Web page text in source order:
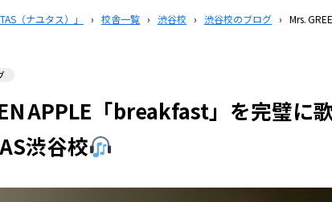
（ナユタス）」 › 校舎一覧 › 渋谷校 › 渋谷校のブログ › Mrs.
APPLE「breakfast」を完璧に
渋谷校